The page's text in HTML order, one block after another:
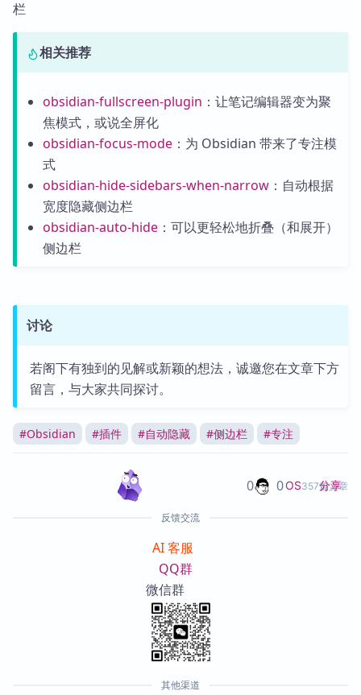
栏
相关推荐
obsidian-fullscreen-plugin ：让笔记编辑器变为聚
焦模式，或说全屏化
obsidian-focus-mode：为 Obsidian 带来了专注模
式
obsidian-hide-sidebars-when-narrow：自动根据
宽度隐藏侧边栏
obsidian-auto-hide：可以更轻松地折叠（和展开）
侧边栏
讨论
若阁下有独到的见解或新颖的想法，诚邀您在文章下方
留言，与大家共同探讨。
#Obsidian #插件 #自动隐藏 #侧边栏 #专注
OS357篇文章
0 0 分享
反馈交流
AI 客服
QQ群
微信群
其他渠道